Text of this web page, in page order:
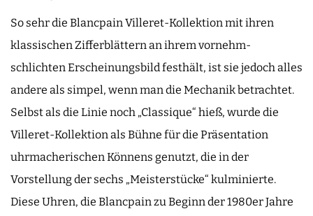
So sehr die Blancpain Villeret-Kollektion mit ihren
klassischen Zifferblättern an ihrem vornehm-
schlichten Erscheinungsbild festhält, ist sie jedoch alles
andere als simpel, wenn man die Mechanik betrachtet.
Selbst als die Linie noch „Classique“ hieß, wurde die
Villeret-Kollektion als Bühne für die Präsentation
uhrmacherischen Könnens genutzt, die in der
Vorstellung der sechs „Meisterstücke“ kulminierte.
Diese Uhren, die Blancpain zu Beginn der 1980er Jahre